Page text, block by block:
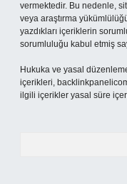
vermektedir. Bu nedenle,
veya araştırma
yazdıkları içeriklerin
sorumluluğu kabul etmiş
Hukuka ve yasal
içerikleri,
ilgili içerikler yasal süre